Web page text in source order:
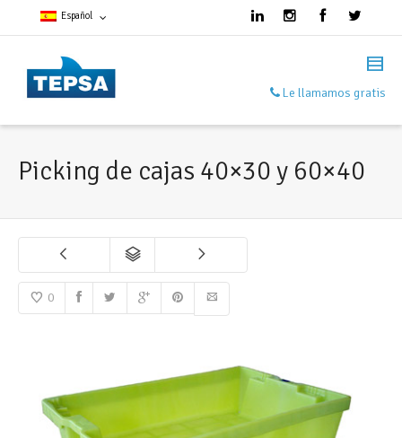
Español
Francés
Español
Inglés
Le llamamos gratis
Picking de cajas 40×30 y 60×40
0